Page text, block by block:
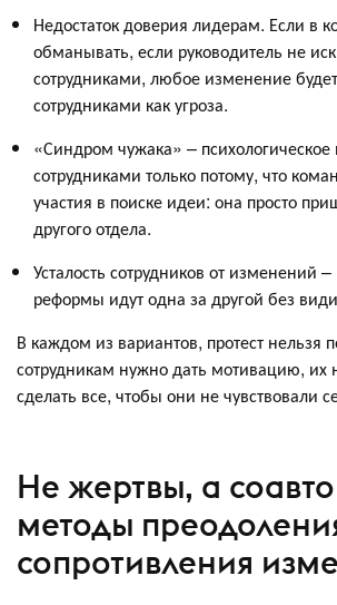
Недостаток доверия лидерам. Если в
обманывать, если руководитель не
сотрудниками, любое изменение
сотрудниками как угроза.
«Синдром чужака» –
сотрудниками только потому, что
участия в поиске идеи: она просто
другого отдела.
Усталость сотрудников от изменений –
реформы идут одна за другой без
В каждом из вариантов, протест нельзя
сотрудникам нужно дать мотивацию, их
сделать все, чтобы они не чувствовали
Не жертвы, а
методы
сопротивления